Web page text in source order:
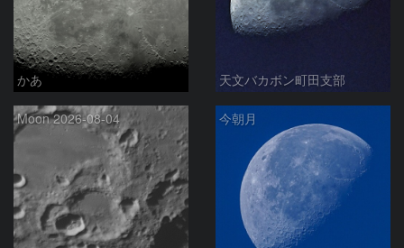
かあ 天文バカボン町田支部
Moon 2026-08-04 今朝月